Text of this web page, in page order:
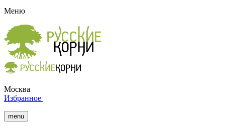
Меню
Москва
Избранное
menu